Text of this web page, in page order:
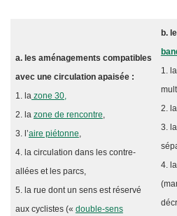
a. les aménagements compatibles
avec une circulation apaisée :
1. la zone 30,
2. la zone de rencontre
3. l’aire piétonne
4. la circulation dans les contre-
allées et les parcs,
5. la rue dont un sens est réservé
aux cyclistes (« double-sens
b.
1.
2.
3.
4.